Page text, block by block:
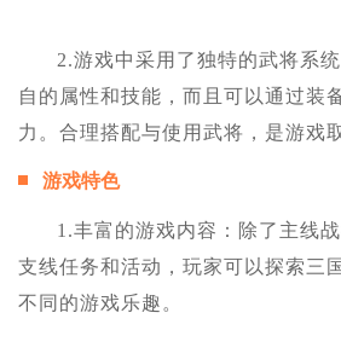
2.游戏中采用了独特的武将系
自的属性和技能，而且可以通过装
力。合理搭配与使用武将，是游戏
游戏特色
1.丰富的游戏内容：除了主线
支线任务和活动，玩家可以探索三
不同的游戏乐趣。